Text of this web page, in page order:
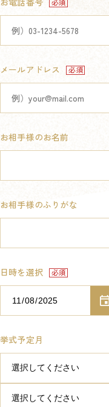
メールアドレス
お相手様のお名前
お相手様のふりがな
日時を選択
挙式予定月